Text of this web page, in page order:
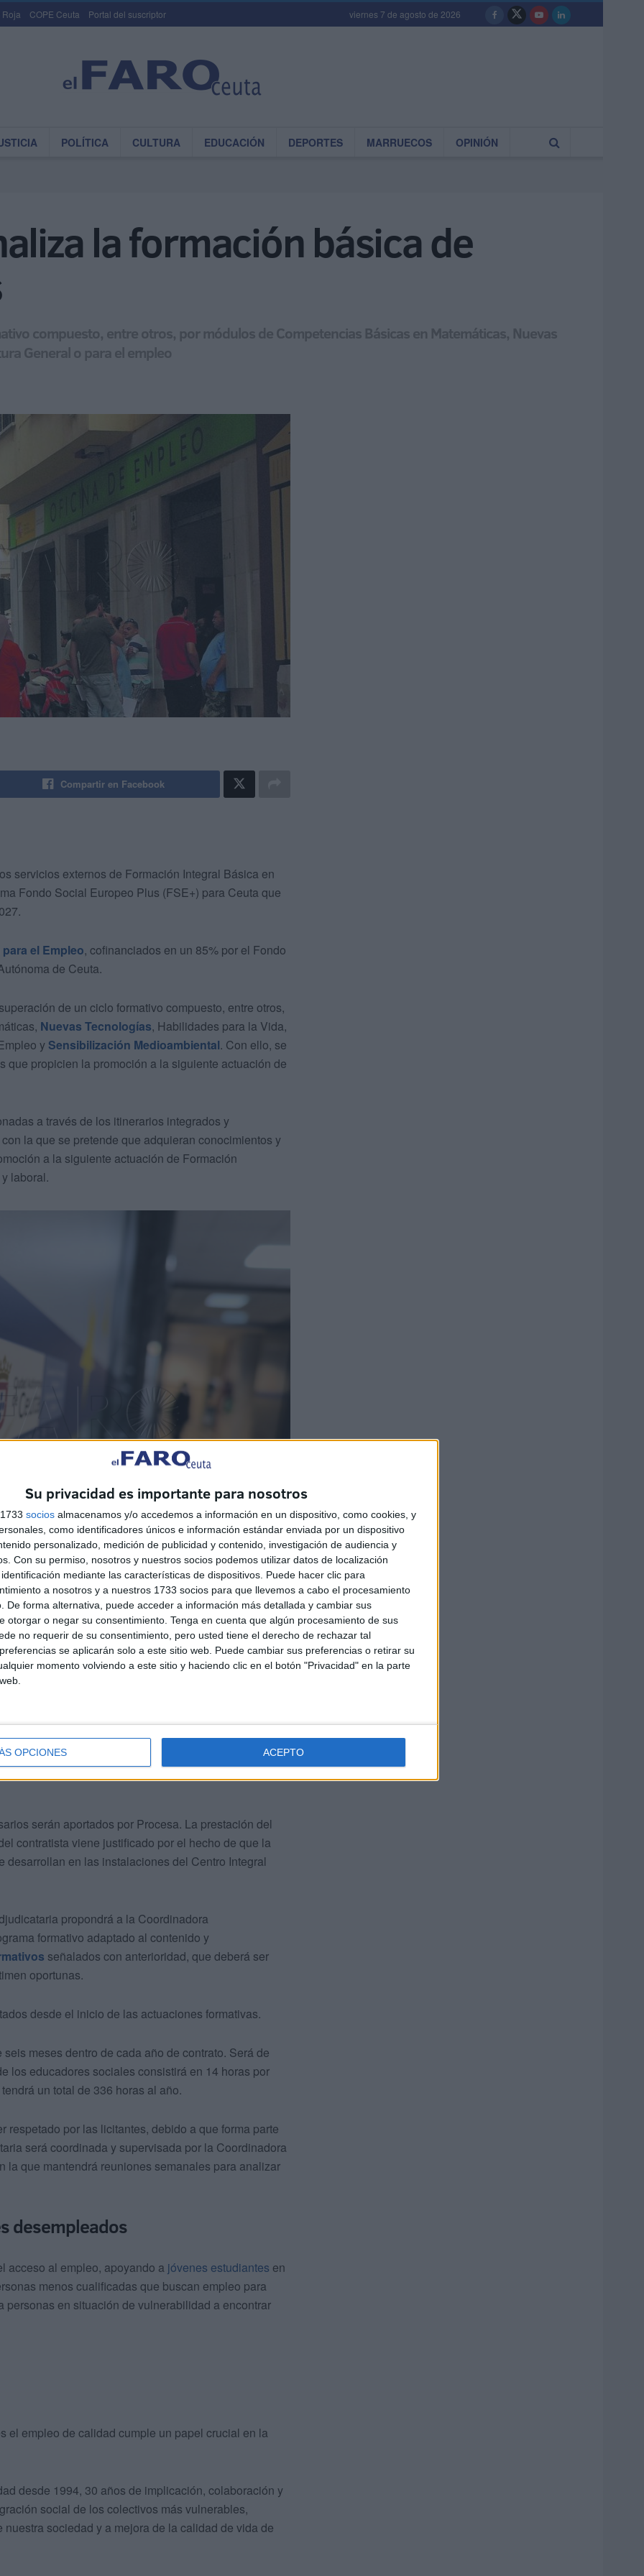
Su privacidad es importante para nosotros
socios almacenamos y/o accedemos a información en un dispositivo, como cookies, y
como identificadores únicos e información estándar enviada por un dispositivo
personalizado, medición de publicidad y contenido, investigación de audiencia y
Con su permiso, nosotros y nuestros socios podemos utilizar datos de localización
mediante las características de dispositivos. Puede hacer clic para
a nosotros y a nuestros 1733 socios para que llevemos a cabo el procesamiento
De forma alternativa, puede acceder a información más detallada y cambiar sus
otorgar o negar su consentimiento. Tenga en cuenta que algún procesamiento de sus
no requerir de su consentimiento, pero usted tiene el derecho de rechazar tal
se aplicarán solo a este sitio web. Puede cambiar sus preferencias o retirar su
momento volviendo a este sitio y haciendo clic en el botón "Privacidad" en la parte
OPCIONES ACEPTO
Roja COPE Ceuta Portal del suscriptor viernes 7 de agosto de 2026
POLÍTICA CULTURA EDUCACIÓN DEPORTES MARRUECOS OPINIÓN
la formación básica de
compuesto, entre otros, por módulos de Competencias Básicas en Matemáticas, Nuevas
General o para el empleo
Compartir en Facebook
servicios externos de Formación Integral Básica en
Fondo Social Europeo Plus (FSE+) para Ceuta que
el Empleo, cofinanciados en un 85% por el Fondo
de Ceuta.
de un ciclo formativo compuesto, entre otros,
Nuevas Tecnologías, Habilidades para la Vida,
y Sensibilización Medioambiental. Con ello, se
propicien la promoción a la siguiente actuación de
a través de los itinerarios integrados y
la que se pretende que adquieran conocimientos y
a la siguiente actuación de Formación
laboral.
adecuadamente titulados, para cubrir los perfiles
dos Diplomaturas o Grados en Educación Social y
candidatas deberán poseer experiencia docente
de exclusión social.
serán aportados por Procesa. La prestación del
contratista viene justificado por el hecho de que la
en las instalaciones del Centro Integral
propondrá a la Coordinadora
formativo adaptado al contenido y
señalados con anterioridad, que deberá ser
oportunas.
desde el inicio de las actuaciones formativas.
meses dentro de cada año de contrato. Será de
los educadores sociales consistirá en 14 horas por
un total de 336 horas al año.
respetado por las licitantes, debido a que forma parte
será coordinada y supervisada por la Coordinadora
la que mantendrá reuniones semanales para analizar
desempleados
acceso al empleo, apoyando a jóvenes estudiantes en
menos cualificadas que buscan empleo para
en situación de vulnerabilidad a encontrar
el empleo de calidad cumple un papel crucial en la
desde 1994, 30 años de implicación, colaboración y
social de los colectivos más vulnerables,
sociedad y a mejora de la calidad de vida de